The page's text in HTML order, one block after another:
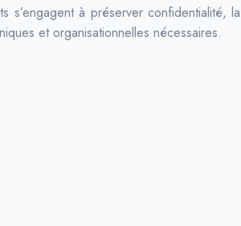
s’engagent à préserver confidentialité,
et organisationnelles nécessaires.